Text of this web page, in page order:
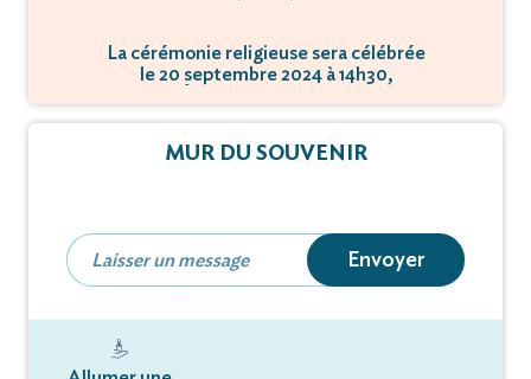
La cérémonie religieuse sera célébrée
le 20 septembre 2024 à 14h30,
MUR DU SOUVENIR
Envoyer